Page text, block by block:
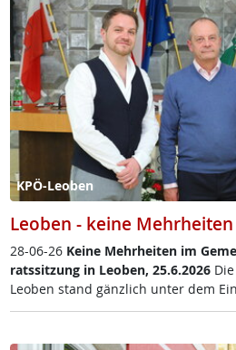
KPÖ-Leoben
Leoben - keine
28-06-26 Kei­ne Mehr­hei­ten im
rats­sit­zung in Leo­ben, 25.6.2026Die
Leo­ben stand gänz­lich un­ter dem